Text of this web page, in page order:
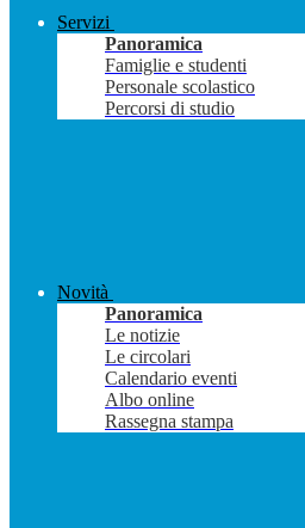
Servizi
Panoramica
Famiglie e studenti
Personale scolastico
Percorsi di studio
Novità
Panoramica
Le notizie
Le circolari
Calendario eventi
Albo online
Rassegna stampa